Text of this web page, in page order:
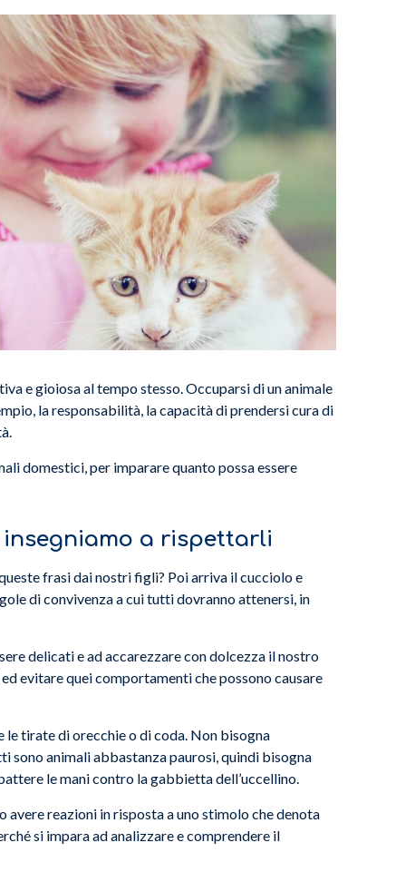
e gioiosa al tempo stesso. Occuparsi di un animale
la responsabilità, la capacità di prendersi cura di
domestici, per imparare quanto possa essere
a rispettarli
frasi dai nostri figli? Poi arriva il cucciolo e
di convivenza a cui tutti dovranno attenersi, in
delicati e ad accarezzare con dolcezza il nostro
evitare quei comportamenti che possono causare
le tirate di orecchie o di coda. Non bisogna
sono animali abbastanza paurosi, quindi bisogna
le mani contro la gabbietta dell’uccellino.
avere reazioni in risposta a uno stimolo che denota
si impara ad analizzare e comprendere il